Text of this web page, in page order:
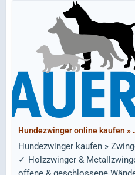
Hundezwinger online kaufen
Hundezwinger kaufen »
✓ Holzzwinger &